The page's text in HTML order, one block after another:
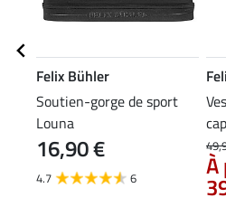
Felix Bühler
Soutien-gorge de sport
Louna
16,90 €
4.7 6